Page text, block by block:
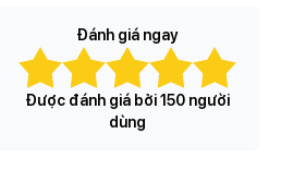
Đánh giá ngay
Được đánh giá bởi 150 người
dùng